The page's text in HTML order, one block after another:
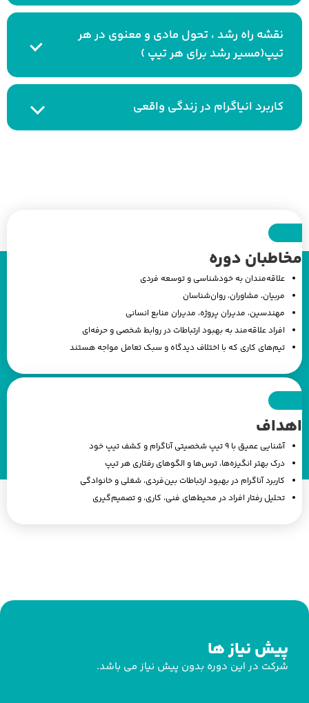
نقشه راه رشد ، تحول مادی و معنوی در هر
تیپ(مسیر رشد برای هر تیپ )
کاربرد انیاگرام در زندگی واقعی
مخاطبان دوره
علاقه‌مندان به خودشناسی و توسعه فردی
مربیان، مشاوران، روان‌شناسان
مهندسین، مدیران پروژه، مدیران منابع انسانی
افراد علاقه‌مند به بهبود ارتباطات در روابط شخصی و حرفه‌ای
تیم‌های کاری که با اختلاف دیدگاه و سبک تعامل مواجه هستند
اهداف
آشنایی عمیق با ۹ تیپ شخصیتی آناگرام و کشف تیپ خود
درک بهتر انگیزه‌ها، ترس‌ها و الگوهای رفتاری هر تیپ
کاربرد آناگرام در بهبود ارتباطات بین‌فردی، شغلی و خانوادگی
تحلیل رفتار افراد در محیط‌های فنی، کاری، و تصمیم‌گیری
پیش نیاز ها
شرکت در این دوره بدون پیش نیاز می باشد.